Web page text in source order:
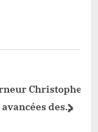
Christophe
des next